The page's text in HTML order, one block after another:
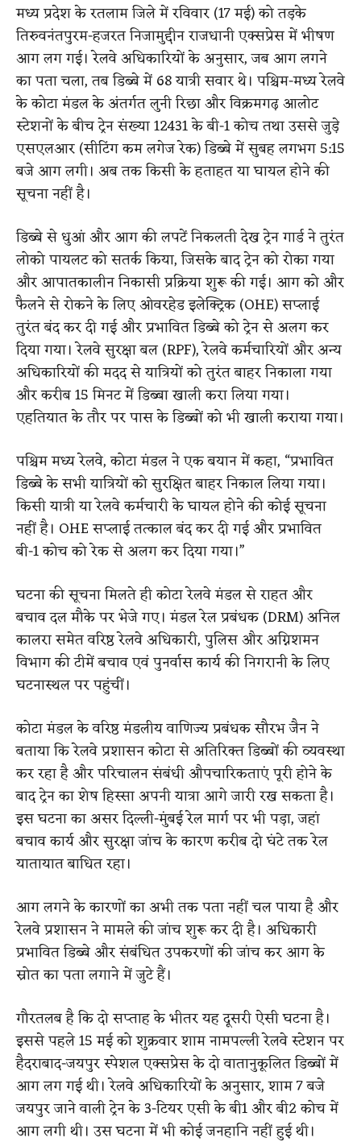
मध्य प्रदेश के रतलाम जिले में रविवार (17 मई) को तड़के
तिरुवनंतपुरम-हजरत निजामुद्दीन राजधानी एक्सप्रेस में भीषण
आग लग गई। रेलवे अधिकारियों के अनुसार, जब आग लगने
का पता चला, तब डिब्बे में 68 यात्री सवार थे। पश्चिम-मध्य रेलवे
के कोटा मंडल के अंतर्गत लुनी रिछा और विक्रमगढ़ आलोट
स्टेशनों के बीच ट्रेन संख्या 12431 के बी-1 कोच तथा उससे जुड़े
एसएलआर (सीटिंग कम लगेज रेक) डिब्बे में सुबह लगभग 5:15
बजे आग लगी। अब तक किसी के हताहत या घायल होने की
सूचना नहीं है।
डिब्बे से धुआं और आग की लपटें निकलती देख ट्रेन गार्ड ने तुरंत
लोको पायलट को सतर्क किया, जिसके बाद ट्रेन को रोका गया
और आपातकालीन निकासी प्रक्रिया शुरू की गई। आग को और
फैलने से रोकने के लिए ओवरहेड इलेक्ट्रिक (OHE) सप्लाई
तुरंत बंद कर दी गई और प्रभावित डिब्बे को ट्रेन से अलग कर
दिया गया। रेलवे सुरक्षा बल (RPF), रेलवे कर्मचारियों और अन्य
अधिकारियों की मदद से यात्रियों को तुरंत बाहर निकाला गया
और करीब 15 मिनट में डिब्बा खाली करा लिया गया।
एहतियात के तौर पर पास के डिब्बों को भी खाली कराया गया।
पश्चिम मध्य रेलवे, कोटा मंडल ने एक बयान में कहा, “प्रभावित
डिब्बे के सभी यात्रियों को सुरक्षित बाहर निकाल लिया गया।
किसी यात्री या रेलवे कर्मचारी के घायल होने की कोई सूचना
नहीं है। OHE सप्लाई तत्काल बंद कर दी गई और प्रभावित
बी-1 कोच को रेक से अलग कर दिया गया।”
घटना की सूचना मिलते ही कोटा रेलवे मंडल से राहत और
बचाव दल मौके पर भेजे गए। मंडल रेल प्रबंधक (DRM) अनिल
कालरा समेत वरिष्ठ रेलवे अधिकारी, पुलिस और अग्निशमन
विभाग की टीमें बचाव एवं पुनर्वास कार्य की निगरानी के लिए
घटनास्थल पर पहुंचीं।
कोटा मंडल के वरिष्ठ मंडलीय वाणिज्य प्रबंधक सौरभ जैन ने
बताया कि रेलवे प्रशासन कोटा से अतिरिक्त डिब्बों की व्यवस्था
कर रहा है और परिचालन संबंधी औपचारिकताएं पूरी होने के
बाद ट्रेन का शेष हिस्सा अपनी यात्रा आगे जारी रख सकता है।
इस घटना का असर दिल्ली-मुंबई रेल मार्ग पर भी पड़ा, जहां
बचाव कार्य और सुरक्षा जांच के कारण करीब दो घंटे तक रेल
यातायात बाधित रहा।
आग लगने के कारणों का अभी तक पता नहीं चल पाया है और
रेलवे प्रशासन ने मामले की जांच शुरू कर दी है। अधिकारी
प्रभावित डिब्बे और संबंधित उपकरणों की जांच कर आग के
स्रोत का पता लगाने में जुटे हैं।
गौरतलब है कि दो सप्ताह के भीतर यह दूसरी ऐसी घटना है।
इससे पहले 15 मई को शुक्रवार शाम नामपल्ली रेलवे स्टेशन पर
हैदराबाद-जयपुर स्पेशल एक्सप्रेस के दो वातानुकूलित डिब्बों में
आग लग गई थी। रेलवे अधिकारियों के अनुसार, शाम 7 बजे
जयपुर जाने वाली ट्रेन के 3-टियर एसी के बी1 और बी2 कोच में
आग लगी थी। उस घटना में भी कोई जनहानि नहीं हुई थी।